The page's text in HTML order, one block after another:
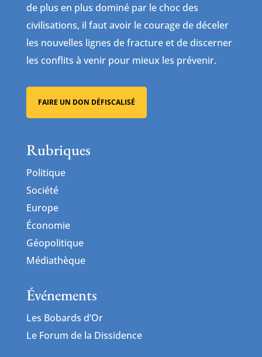
de plus en plus dominé par le choc des
civilisations, il faut avoir le courage de déceler
les nouvelles lignes de fracture et de discerner
les conflits à venir pour mieux les prévenir.
FAIRE UN DON DÉFISCALISÉ
Rubriques
Politique
Société
Europe
Économie
Géopolitique
Médiathèque
Événements
Les Bobards d’Or
Le Forum de la Dissidence